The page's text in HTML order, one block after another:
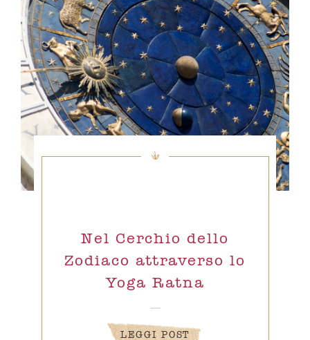
Nel Cerchio dello
Zodiaco attraverso lo
Yoga Ratna
LEGGI POST